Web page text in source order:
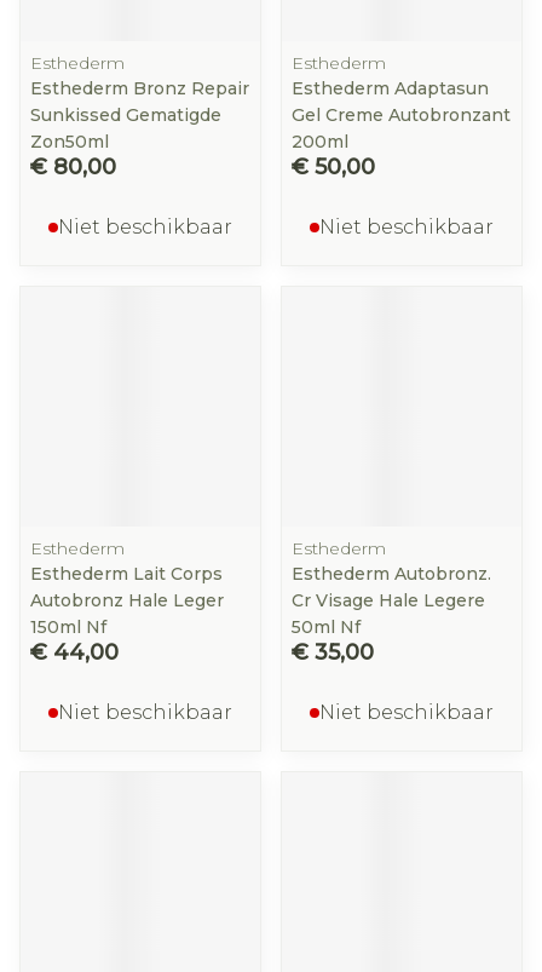
Esthederm
Esthederm Bronz Repair
Sunkissed Gematigde
Zon50ml
€ 80,00
Niet beschikbaar
Esthederm
Esthederm Adaptasun
Gel Creme Autobronzant
200ml
€ 50,00
Niet beschikbaar
Esthederm
Esthederm Lait Corps
Autobronz Hale Leger
150ml Nf
€ 44,00
Niet beschikbaar
Esthederm
Esthederm Autobronz.
Cr Visage Hale Legere
50ml Nf
€ 35,00
Niet beschikbaar